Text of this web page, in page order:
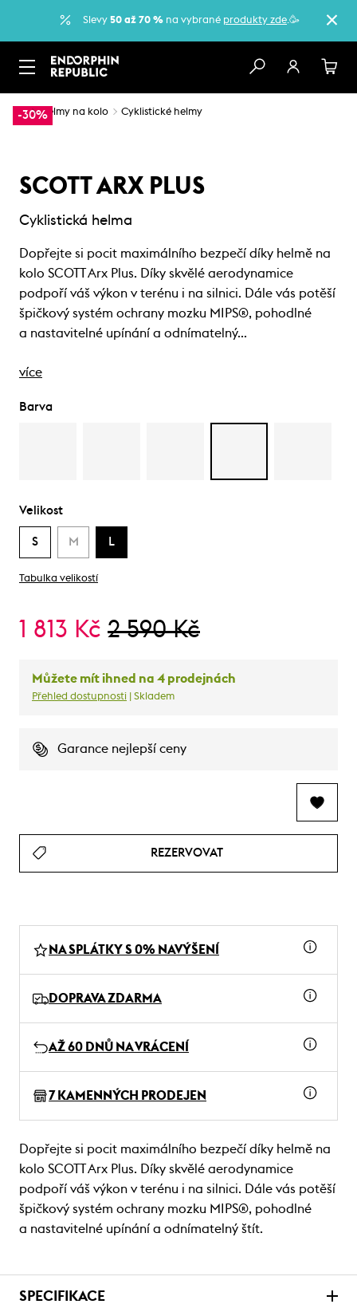
Slevy 50 až 70 % na vybrané produkty zde.🥳
-30%
… Helmy na kolo Cyklistické helmy
SCOTT ARX PLUS
Cyklistická helma
Dopřejte si pocit maximálního bezpečí díky helmě na
kolo SCOTT Arx Plus. Díky skvělé aerodynamice
podpoří váš výkon v terénu i na silnici. Dále vás potěší
špičkový systém ochrany mozku MIPS®, pohodlné
a nastavitelné upínání a odnímatelný…
více
Barva
Velikost
S M L
Tabulka velikostí
1 813 Kč 2 590 Kč
Můžete mít ihned na 4 prodejnách
Přehled dostupnosti | Skladem
Garance nejlepší ceny
REZERVOVAT
NA SPLÁTKY S 0% NAVÝŠENÍ
DOPRAVA ZDARMA
AŽ 60 DNŮ NA VRÁCENÍ
7 KAMENNÝCH PRODEJEN
Dopřejte si pocit maximálního bezpečí díky helmě na
kolo SCOTT Arx Plus. Díky skvělé aerodynamice
podpoří váš výkon v terénu i na silnici. Dále vás potěší
špičkový systém ochrany mozku MIPS®, pohodlné
a nastavitelné upínání a odnímatelný štít.
SPECIFIKACE